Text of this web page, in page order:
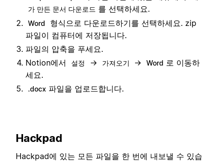
가 만든 문서 다운로드 를 선택하세요.
Word
형식으로 다운로드하기를 선택하세요. zip
파일이 컴퓨터에 저장됩니다.
파일의 압축을 푸세요.
Notion에서
설정 → 가져오기 → Word 로 이동하
세요.
.docx 파일을 업로드합니다.
Hackpad
Hackpad에 있는 모든 파일을 한 번에 내보낼 수 있습